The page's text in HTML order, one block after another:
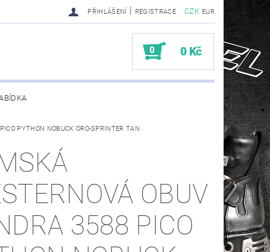
CZK EUR
PŘIHLÁŠENÍ | REGISTRACE
0 0 Kč
SENDRA-SENDRA HANDMADE BIKER BOOTS
PYTHON NOBUCK ORO-SPRINTER TAN
OBUV
3588 PICO